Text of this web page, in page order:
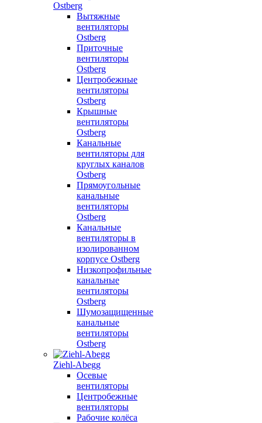
Ostberg
Вытяжные
вентиляторы
Ostberg
Приточные
вентиляторы
Ostberg
Центробежные
вентиляторы
Ostberg
Крышные
вентиляторы
Ostberg
Канальные
вентиляторы для
круглых каналов
Ostberg
Прямоугольные
канальные
вентиляторы
Ostberg
Канальные
вентиляторы в
изолированном
корпусе Ostberg
Низкопрофильные
канальные
вентиляторы
Ostberg
Шумозащищенные
канальные
вентиляторы
Ostberg
Ziehl-Abegg
Осевые
вентиляторы
Центробежные
вентиляторы
Рабочие колёса